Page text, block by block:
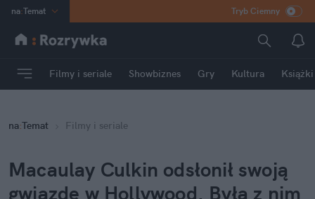
na:Temat
INN Poland
mama
Rozrywka
Tryb Ciemny
Filmy i seriale Showbiznes Gry Kultura Książki
na:Temat Filmy i seriale
Macaulay Culkin odsłonił swoją
gwiazdę w Hollywood. Była z nim